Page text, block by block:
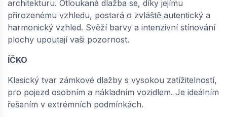
SEMMELROCK ÍČKO 10 / dlažba se zkosenou
hranou - půlka 10x16,5x10 cm - šedá |
8, Kč / ks
− +
architekturu. Otloukaná dlažba se, díky jejímu
přirozenému vzhledu, postará o zvláště autentický a
harmonický vzhled. Svěží barvy a intenzivní stínování
plochy upoutají vaši pozornost.
ÍČKO
Klasický tvar zámkové dlažby s vysokou zatížitelností,
pro pojezd osobním a nákladním vozidlem. Je ideálním
řešením v extrémních podmínkách.